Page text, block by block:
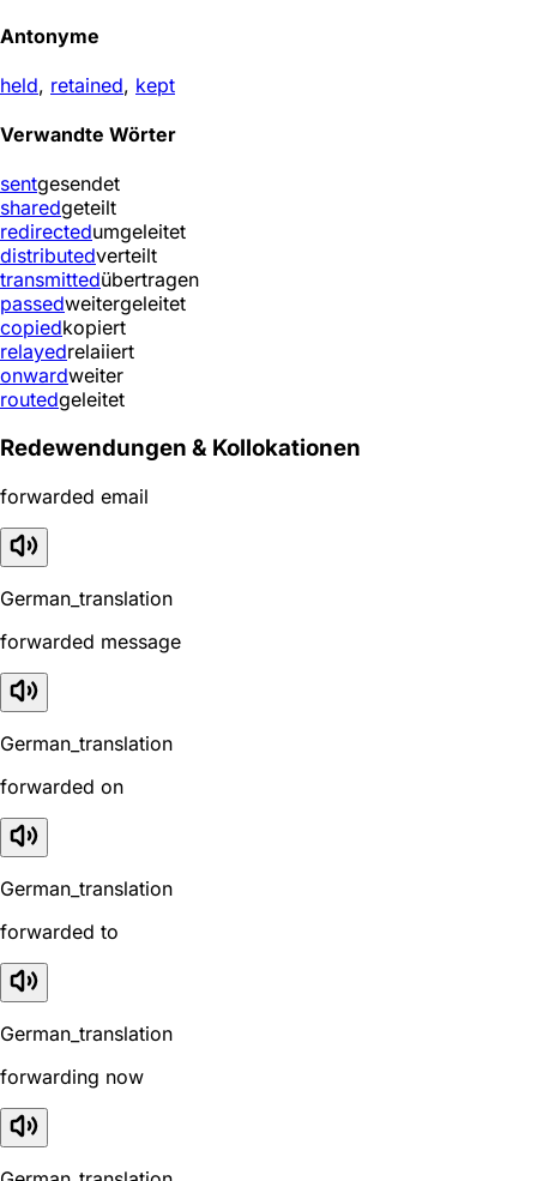
Antonyme
held, retained, kept
Verwandte Wörter
sentgesendet
sharedgeteilt
redirectedumgeleitet
distributedverteilt
transmittedübertragen
passedweitergeleitet
copiedkopiert
relayedrelaiiert
onwardweiter
routedgeleitet
Redewendungen & Kollokationen
forwarded email
German_translation
forwarded message
German_translation
forwarded on
German_translation
forwarded to
German_translation
forwarding now